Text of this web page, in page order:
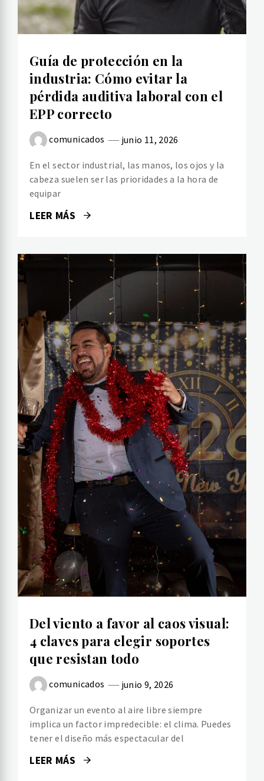
Guía de protección en la
industria: Cómo evitar la
pérdida auditiva laboral con el
EPP correcto
comunicados junio 11, 2026
En el sector industrial, las manos, los ojos y la
cabeza suelen ser las prioridades a la hora de
equipar
LEER MÁS
Del viento a favor al caos visual:
4 claves para elegir soportes
que resistan todo
comunicados junio 9, 2026
Organizar un evento al aire libre siempre
implica un factor impredecible: el clima. Puedes
tener el diseño más espectacular del
LEER MÁS